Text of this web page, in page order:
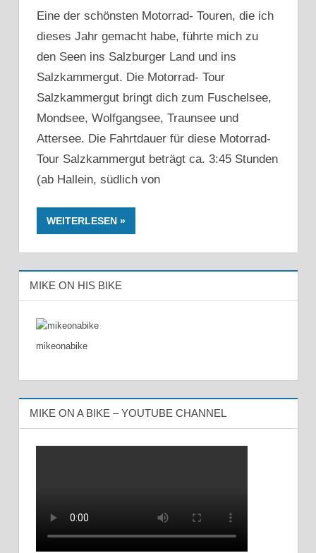
Eine der schönsten Motorrad- Touren, die ich
dieses Jahr gemacht habe, führte mich zu
den Seen ins Salzburger Land und ins
Salzkammergut. Die Motorrad- Tour
Salzkammergut bringt dich zum Fuschelsee,
Mondsee, Wolfgangsee, Traunsee und
Attersee. Die Fahrtdauer für diese Motorrad-
Tour Salzkammergut beträgt ca. 3:45 Stunden
(ab Hallein, südlich von
WEITERLESEN
MIKE ON HIS BIKE
mikeonabike
MIKE ON A BIKE – YOUTUBE CHANNEL